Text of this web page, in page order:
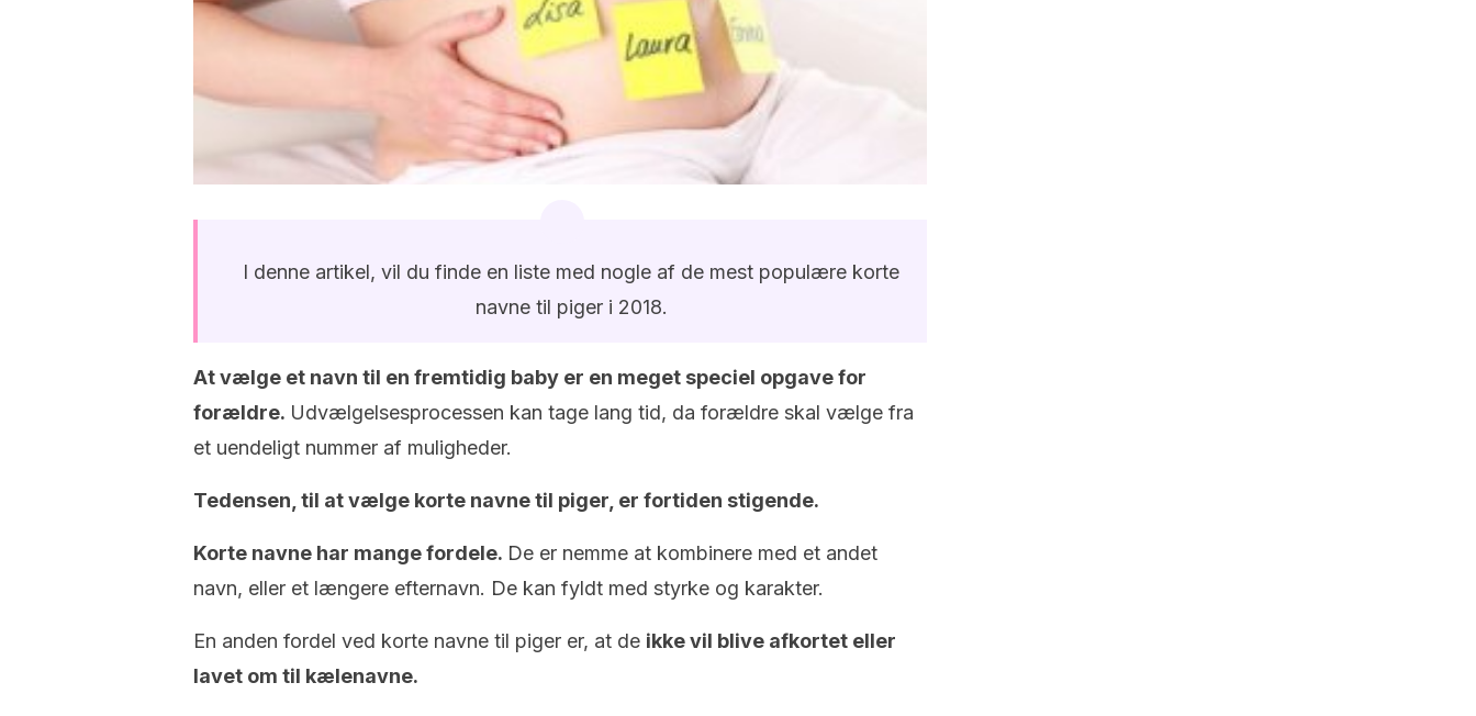
I denne artikel, vil du finde en liste med nogle af de mest populære korte
navne til piger i 2018.
At vælge et navn til en fremtidig baby er en meget speciel opgave for
forældre. Udvælgelsesprocessen kan tage lang tid, da forældre skal vælge fra
et uendeligt nummer af muligheder.
Tedensen, til at vælge korte navne til piger, er fortiden stigende.
Korte navne har mange fordele. De er nemme at kombinere med et andet
navn, eller et længere efternavn. De kan fyldt med styrke og karakter.
En anden fordel ved korte navne til piger er, at de ikke vil blive afkortet eller
lavet om til kælenavne.